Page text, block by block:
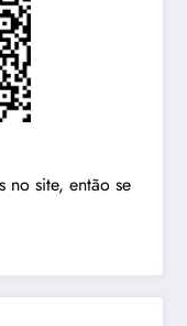
no site, então se